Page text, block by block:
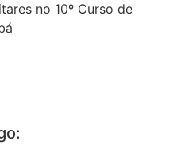
no 10º Curso de